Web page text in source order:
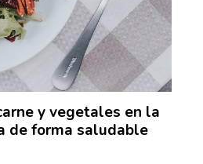
y vegetales en la
de forma saludable